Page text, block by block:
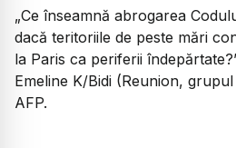
„Ce înseamnă abrogarea
dacă teritoriile de peste mări
la Paris ca periferii
Emeline K/Bidi (Reunion,
AFP.